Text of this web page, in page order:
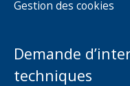
Gestion des cookies
Demande
techniques